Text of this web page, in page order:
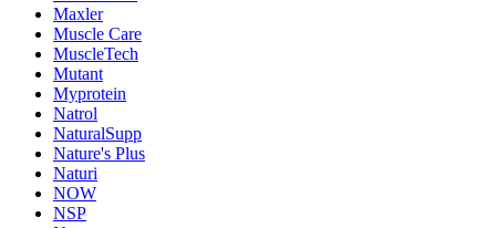
Maxler
Muscle Care
MuscleTech
Mutant
Myprotein
Natrol
NaturalSupp
Nature's Plus
Naturi
NOW
NSP